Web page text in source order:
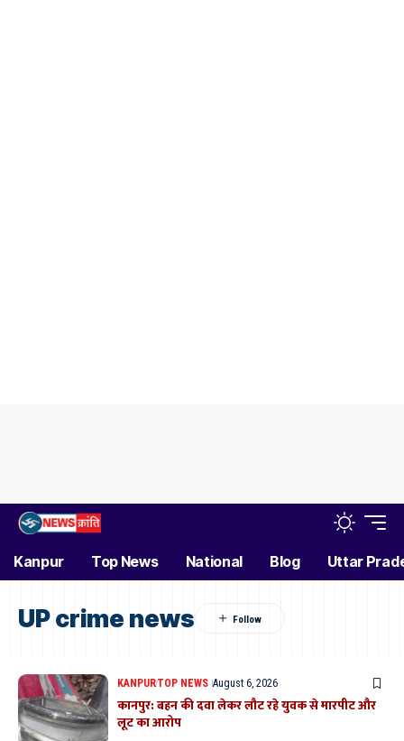
Kanpur Top News National Blog Uttar
UP crime news
KANPURTOP NEWS August 6, 2026
कानपुर: बहन की दवा लेकर लौट रहे युवक से मारपीट और
लूट का आरोप